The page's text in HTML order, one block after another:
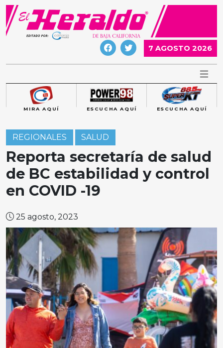
Skip
content
7 AGOSTO 2026
MIRA AQUÍ ESCUCHA AQUÍ ESCUCHA AQUÍ
REGIONALES SALUD
Reporta secretaría de salud
de BC estabilidad y control
en COVID -19
25 agosto, 2023